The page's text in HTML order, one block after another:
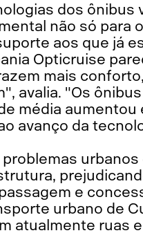
dos
não só para
aos que já
Opticruise
mais
avalia. "Os
média aumentou
avanço da
e
urbano de
atualmente ruas